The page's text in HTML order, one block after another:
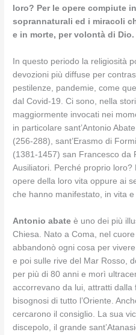
loro? Per le opere compiute
soprannaturali ed i miracoli
e in morte, per volontà di Dio.
In questo periodo la religiosità
devozioni più diffuse per
pestilenze, pandemie, come
dal Covid-19. Ci sono, nella
maggiormente invocati nei
in particolare sant’Antonio
(256-288), sant’Erasmo di
(1381-1457) san Francesco da
Ausiliatori. Perché proprio loro?
opere della loro vita oppure ai
che hanno manifestato, in vita
Antonio abate è uno dei più
Chiesa. Nato a Coma, nel cuore
abbandonò ogni cosa per
e poi sulle rive del Mar Rosso,
per più di 80 anni e morì
accorrevano da lui, attratti dalla
bisognosi di tutto l’Oriente.
cercarono il consiglio. La sua
discepolo, il grande